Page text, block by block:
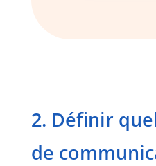
2. Définir
de